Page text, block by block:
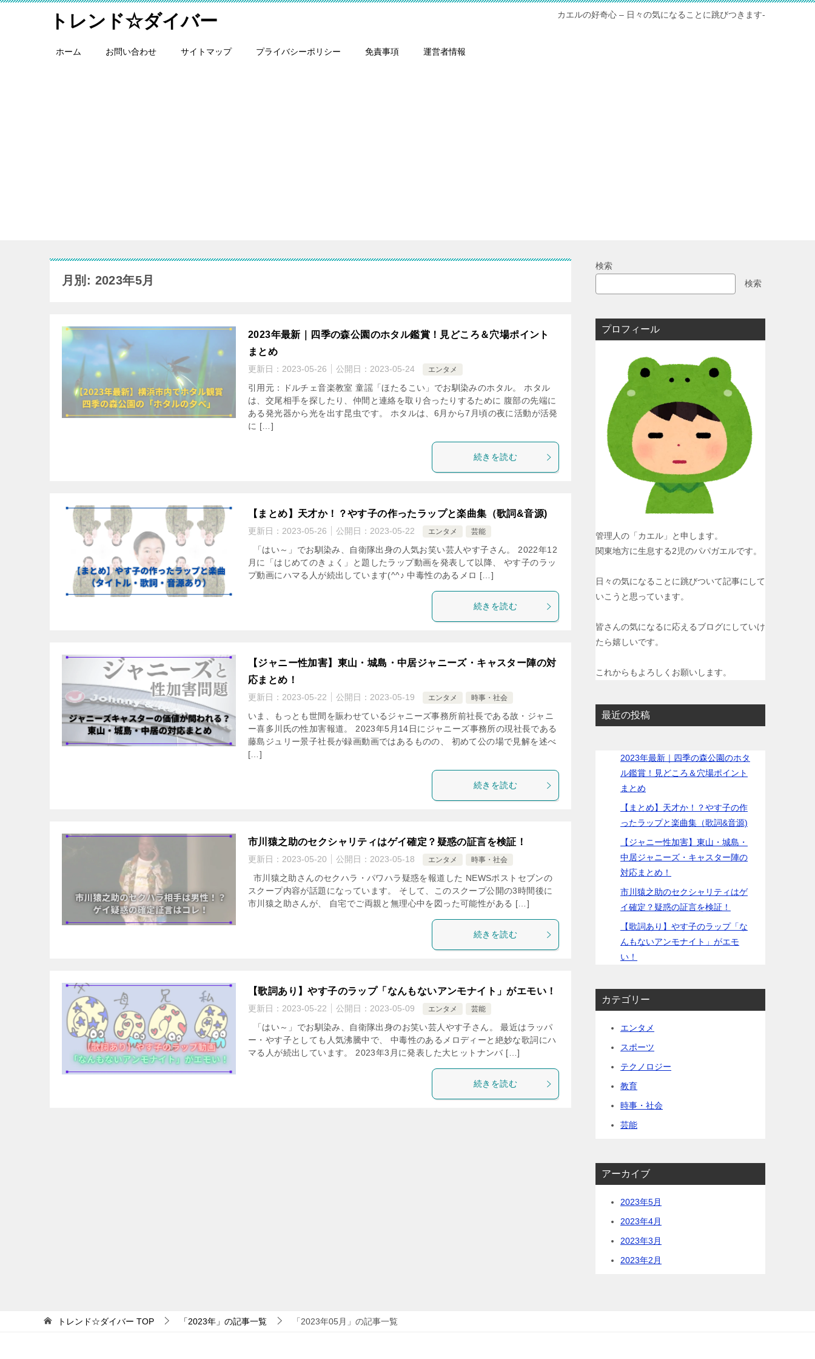
トレンド☆ダイバー カエルの好奇心 – 日々の気になることに跳びつきます-
ホーム お問い合わせ サイトマップ プライバシーポリシー 免責事項 運営者情報
月別: 2023年5月
2023年最新｜四季の森公園のホタル鑑賞！見どころ＆穴場ポイント
まとめ
更新日： 2023-05-26 公開日： 2023-05-24 エンタメ
引用元：ドルチェ音楽教室 童謡「ほたるこい」でお馴染みのホタル。 ホタル
は、交尾相手を探したり、仲間と連絡を取り合ったりするために 腹部の先端に
ある発光器から光を出す昆虫です。 ホタルは、6月から7月頃の夜に活動が活発
に […]
続きを読む
【まとめ】天才か！？やす子の作ったラップと楽曲集（歌詞&音源)
更新日： 2023-05-26 公開日： 2023-05-22 エンタメ 芸能
「はい～」でお馴染み、自衛隊出身の人気お笑い芸人やす子さん。 2022年12
月に「はじめてのきょく」と題したラップ動画を発表して以降、 やす子のラッ
プ動画にハマる人が続出しています(^^♪ 中毒性のあるメロ […]
続きを読む
【ジャニー性加害】東山・城島・中居ジャニーズ・キャスター陣の対
応まとめ！
更新日： 2023-05-22 公開日： 2023-05-19 エンタメ 時事・社会
いま、もっとも世間を賑わせているジャニーズ事務所前社長である故・ジャニ
ー喜多川氏の性加害報道。 2023年5月14日にジャニーズ事務所の現社長である
藤島ジュリー景子社長が録画動画ではあるものの、 初めて公の場で見解を述べ
[…]
続きを読む
市川猿之助のセクシャリティはゲイ確定？疑惑の証言を検証！
更新日： 2023-05-20 公開日： 2023-05-18 エンタメ 時事・社会
市川猿之助さんのセクハラ・パワハラ疑惑を報道した NEWSポストセブンの
スクープ内容が話題になっています。 そして、このスクープ公開の3時間後に
市川猿之助さんが、 自宅でご両親と無理心中を図った可能性がある […]
続きを読む
【歌詞あり】やす子のラップ「なんもないアンモナイト」がエモい！
更新日： 2023-05-22 公開日： 2023-05-09 エンタメ 芸能
「はい～」でお馴染み、自衛隊出身のお笑い芸人やす子さん。 最近はラッパ
ー・やす子としても人気沸騰中で、 中毒性のあるメロディーと絶妙な歌詞にハ
マる人が続出しています。 2023年3月に発表した大ヒットナンバ […]
続きを読む
検索
検索
プロフィール
管理人の「カエル」と申します。
関東地方に生息する2児のパパガエルです。
日々の気になることに跳びついて記事にして
いこうと思っています。
皆さんの気になるに応えるブログにしていけ
たら嬉しいです。
これからもよろしくお願いします。
最近の投稿
2023年最新｜四季の森公園のホタ
ル鑑賞！見どころ＆穴場ポイント
まとめ
【まとめ】天才か！？やす子の作
ったラップと楽曲集（歌詞&音源)
【ジャニー性加害】東山・城島・
中居ジャニーズ・キャスター陣の
対応まとめ！
市川猿之助のセクシャリティはゲ
イ確定？疑惑の証言を検証！
【歌詞あり】やす子のラップ「な
んもないアンモナイト」がエモ
い！
カテゴリー
エンタメ
スポーツ
テクノロジー
教育
時事・社会
芸能
アーカイブ
2023年5月
2023年4月
2023年3月
2023年2月
トレンド☆ダイバー TOP 「2023年」の記事一覧 「2023年05月」の記事一覧